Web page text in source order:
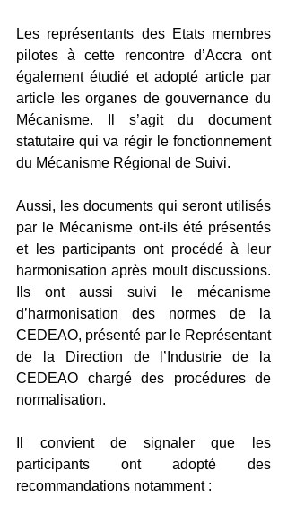
Les représentants des Etats membres
pilotes à cette rencontre d’Accra ont
également étudié et adopté article par
article les organes de gouvernance du
Mécanisme. Il s’agit du document
statutaire qui va régir le fonctionnement
du Mécanisme Régional de Suivi.
Aussi, les documents qui seront utilisés
par le Mécanisme ont-ils été présentés
et les participants ont procédé à leur
harmonisation après moult discussions.
Ils ont aussi suivi le mécanisme
d’harmonisation des normes de la
CEDEAO, présenté par le Représentant
de la Direction de l’Industrie de la
CEDEAO chargé des procédures de
normalisation.
Il convient de signaler que les
participants ont adopté des
recommandations notamment :